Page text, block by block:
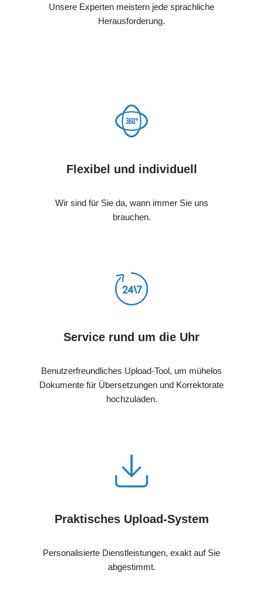
Unsere Experten meistern jede sprachliche
Herausforderung.
Flexibel und individuell
Wir sind für Sie da, wann immer Sie uns
brauchen.
Service rund um die Uhr
Benutzerfreundliches Upload-Tool, um mühelos
Dokumente für Übersetzungen und Korrektorate
hochzuladen.
Praktisches Upload-System
Personalisierte Dienstleistungen, exakt auf Sie
abgestimmt.